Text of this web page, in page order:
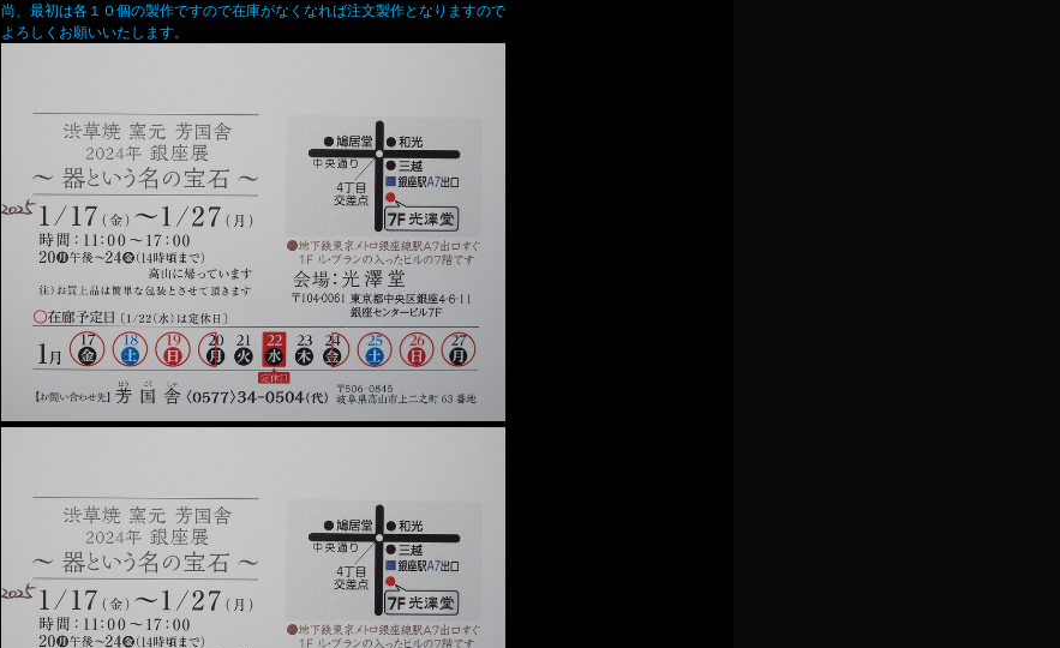
尚、最初は各１０個の製作ですので在庫がなくなれば注文製作となりますので
よろしくお願いいたします。